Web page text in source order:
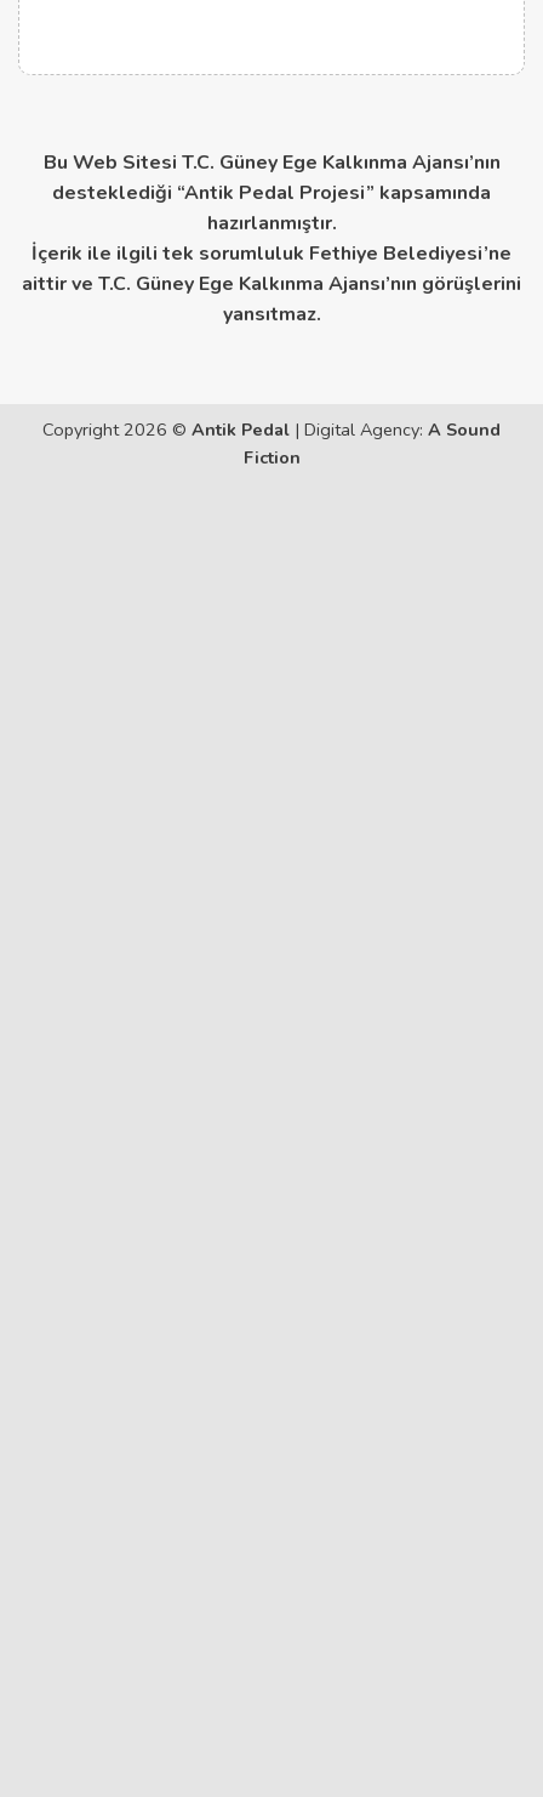
Bu Web Sitesi T.C. Güney Ege Kalkınma Ajansı’nın
desteklediği “Antik Pedal Projesi” kapsamında
hazırlanmıştır.
İçerik ile ilgili tek sorumluluk Fethiye Belediyesi’ne
aittir ve T.C. Güney Ege Kalkınma Ajansı’nın görüşlerini
yansıtmaz.
Copyright 2026 © Antik Pedal | Digital Agency: A Sound
Fiction